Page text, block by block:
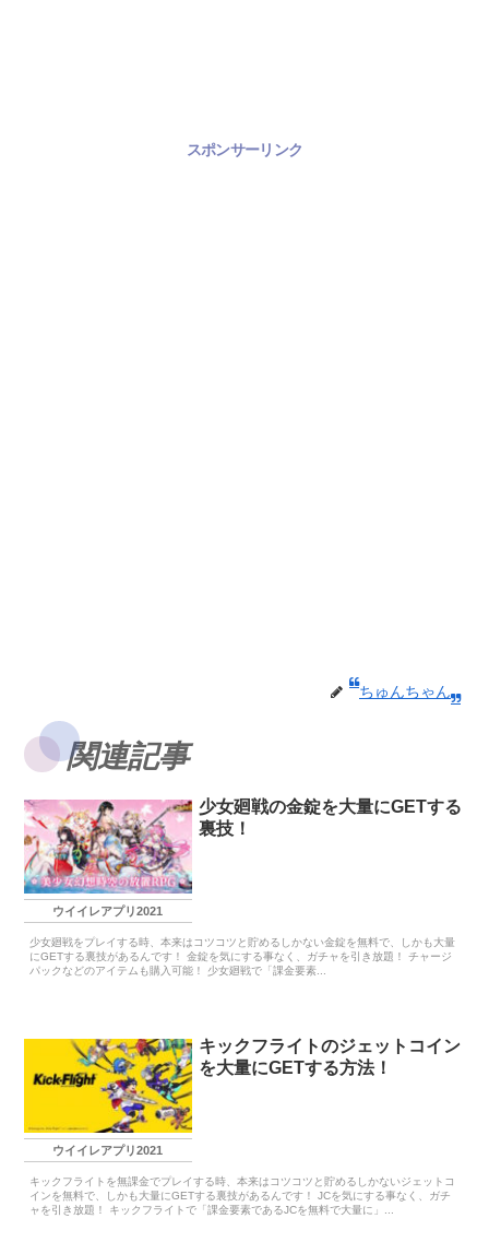
スポンサーリンク
ちゅんちゃん
関連記事
ウイイレアプリ2021
少女廻戦の金錠を大量にGETする
裏技！
少女廻戦をプレイする時、本来はコツコツと貯めるしかない金錠を無料で、しかも大量
にGETする裏技があるんです！ 金錠を気にする事なく、ガチャを引き放題！ チャージ
パックなどのアイテムも購入可能！ 少女廻戦で「課金要素...
ウイイレアプリ2021
キックフライトのジェットコイン
を大量にGETする方法！
キックフライトを無課金でプレイする時、本来はコツコツと貯めるしかないジェットコ
インを無料で、しかも大量にGETする裏技があるんです！ JCを気にする事なく、ガチ
ャを引き放題！ キックフライトで「課金要素であるJCを無料で大量に」...